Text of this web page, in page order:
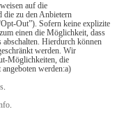
auf die
die zu den Anbietern
Out”). Sofern keine explizite
einen die Möglichkeit, dass
Hierdurch können
werden. Wir
Möglichkeiten, die
werden:a)
.
.